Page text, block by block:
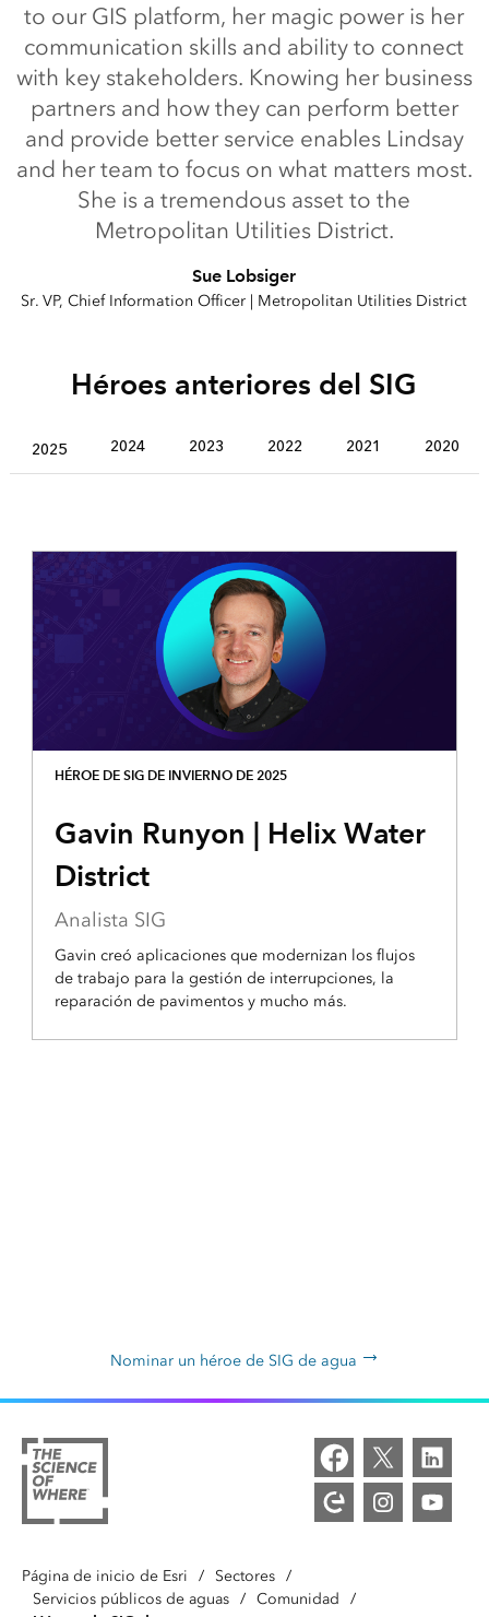
to our GIS platform, her magic power is her
communication skills and ability to connect
with key stakeholders. Knowing her business
partners and how they can perform better
and provide better service enables Lindsay
and her team to focus on what matters most.
She is a tremendous asset to the
Metropolitan Utilities District.
Sue Lobsiger
Sr. VP, Chief Information Officer | Metropolitan Utilities District
Héroes anteriores del SIG
2025 2024 2023 2022 2021 2020
HÉROE DE SIG DE INVIERNO DE 2025
Gavin Runyon | Helix Water
District
Analista SIG
Gavin creó aplicaciones que modernizan los flujos
de trabajo para la gestión de interrupciones, la
reparación de pavimentos y mucho más.
Nominar un héroe de SIG de agua
Página de inicio de Esri / Sectores /
Servicios públicos de aguas / Comunidad /